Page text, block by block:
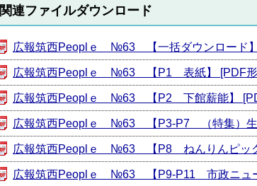
関連ファイルダウンロード
広報筑西Peoplｅ №63 【一括ダウンロード】
広報筑西Peoplｅ №63 【P1 表紙】 [PDF形
広報筑西Peoplｅ №63 【P2 下館薪能】
広報筑西Peoplｅ №63 【P3-P7 （特集）生
広報筑西Peoplｅ №63 【P8 ねんりんピック
広報筑西Peoplｅ №63 【P9-P11 市政ニュー